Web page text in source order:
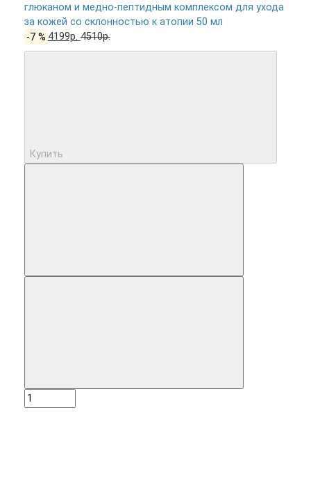
глюканом и медно-пептидным комплексом для ухода
за кожей со склонностью к атопии 50 мл
-7 % 4199р.4510р.
Купить